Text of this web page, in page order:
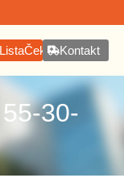
Kontakt
30-